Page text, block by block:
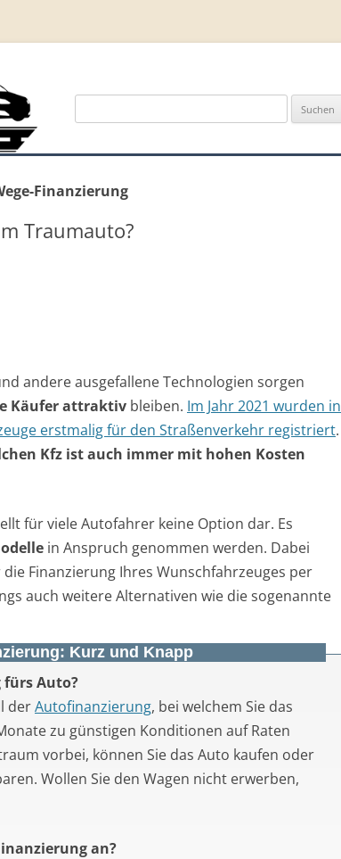
Suchen
Finanzierung
Traumauto?
andere ausgefallene Technologien sorgen
Käufer attraktiv bleiben. Im Jahr 2021 wurden in
erstmalig für den Straßenverkehr registriert.
Kfz ist auch immer mit hohen Kosten
für viele Autofahrer keine Option dar. Es
in Anspruch genommen werden. Dabei
Finanzierung Ihres Wunschfahrzeuges per
auch weitere Alternativen wie die sogenannte
Kurz und Knapp
fürs Auto?
derAutofinanzierung, bei welchem Sie das
zu günstigen Konditionen auf Raten
vorbei, können Sie das Auto kaufen oder
Wollen Sie den Wagen nicht erwerben,
an?